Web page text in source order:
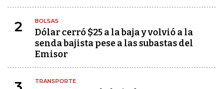
2 BOLSAS
Dólar cerró $25 a la baja y volvió a la
senda bajista pese a las subastas del
Emisor
TRANSPORTE